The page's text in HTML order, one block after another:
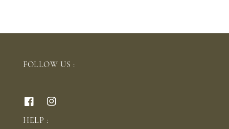
FOLLOW US :
HELP :